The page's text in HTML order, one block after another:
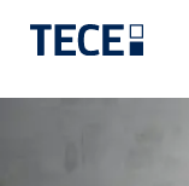
Skip to main content